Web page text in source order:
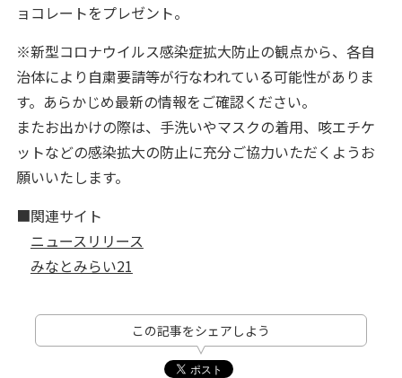
ョコレートをプレゼント。
※新型コロナウイルス感染症拡大防止の観点から、各自
治体により自粛要請等が行なわれている可能性がありま
す。あらかじめ最新の情報をご確認ください。
またお出かけの際は、手洗いやマスクの着用、咳エチケ
ットなどの感染拡大の防止に充分ご協力いただくようお
願いいたします。
■関連サイト
ニュースリリース
みなとみらい21
この記事をシェアしよう